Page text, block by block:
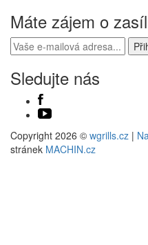
Máte zájem o
Sledujte nás
Copyright 2026 © wgrills.cz |
stránek MACHIN.cz